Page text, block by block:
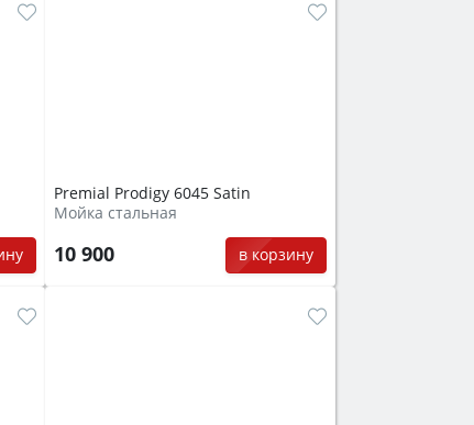
Premial Prodigy 6045 Satin
Мойка стальная
10 900 в корзину